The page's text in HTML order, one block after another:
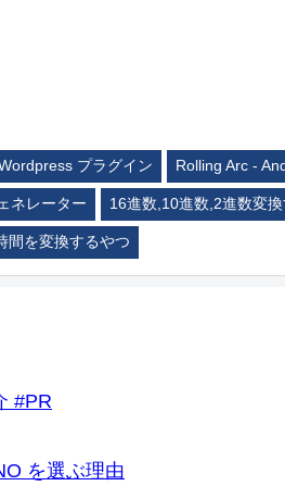
プラグイン Rolling Arc -
ネレーター 16進数,10進数,2進数変
間を変換するやつ
#PR
を選ぶ理由